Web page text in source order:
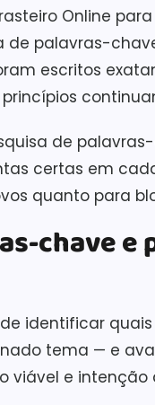
Online
de palavras-
escritos
de
certas em
quanto para
chave
identificar
tema — e
e intenção